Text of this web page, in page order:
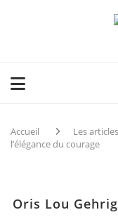
Accueil Les articles
l’élégance du courage
Oris Lou